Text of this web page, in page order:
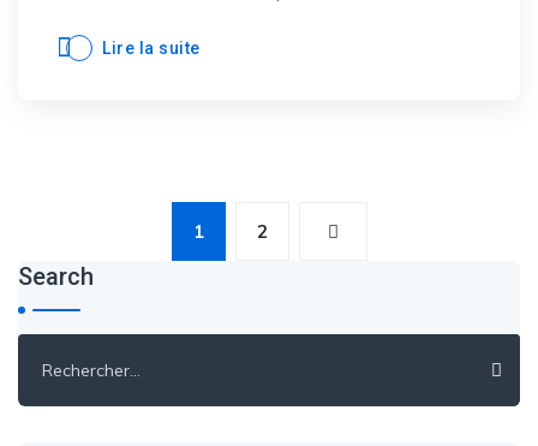
Lire la suite
1 2
Search